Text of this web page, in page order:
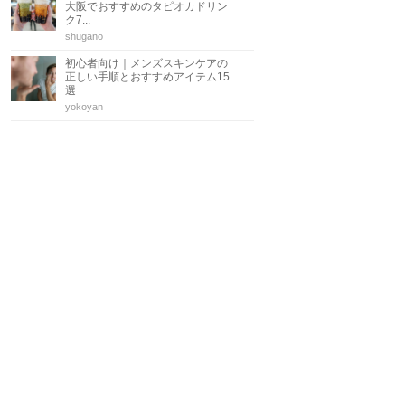
大阪でおすすめのタピオカドリン
ク7...
shugano
初心者向け｜メンズスキンケアの
正しい手順とおすすめアイテム15
選
yokoyan